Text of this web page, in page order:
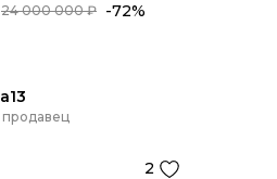
24 000 000 ₽ -72%
2